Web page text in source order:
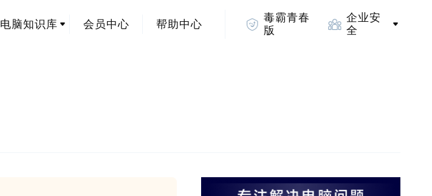
电脑知识库 会员中心 帮助中心
毒霸青春
版
企业安
全